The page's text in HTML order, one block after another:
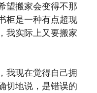
望搬家会变得不那
柜是一种有点超现
我实际上又要搬家
我现在觉得自己拥
地说，是错误的